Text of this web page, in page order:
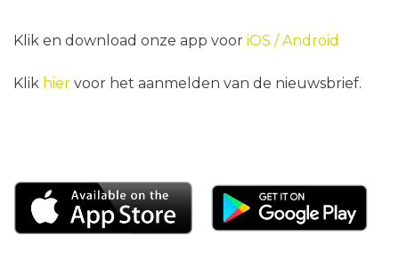
Klik en download onze app voor iOS /Android
Klik hier voor het aanmelden van de nieuwsbrief.